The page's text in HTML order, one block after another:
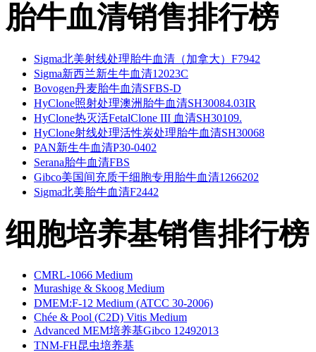
胎牛血清销售排行榜
Sigma北美射线处理胎牛血清（加拿大）F7942
Sigma新西兰新生牛血清12023C
Bovogen丹麦胎牛血清SFBS-D
HyClone照射处理澳洲胎牛血清SH30084.03IR
HyClone热灭活FetalClone III 血清SH30109.
HyClone射线处理活性炭处理胎牛血清SH30068
PAN新生牛血清P30-0402
Serana胎牛血清FBS
Gibco美国间充质干细胞专用胎牛血清1266202
Sigma北美胎牛血清F2442
细胞培养基销售排行榜
CMRL-1066 Medium
Murashige & Skoog Medium
DMEM:F-12 Medium (ATCC 30-2006)
Chée & Pool (C2D) Vitis Medium
Advanced MEM培养基Gibco 12492013
TNM-FH昆虫培养基